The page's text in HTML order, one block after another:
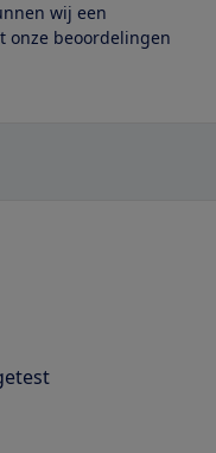
wij een
onze beoordelingen